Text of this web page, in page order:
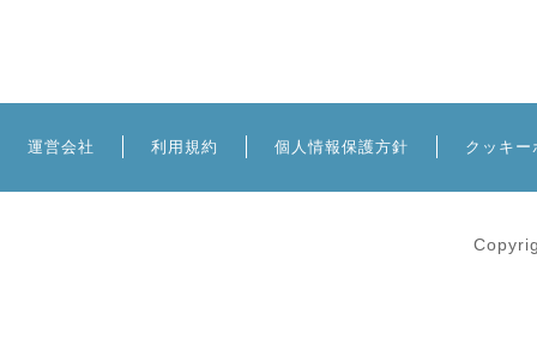
運営会社 利用規約 個人情報保護方針 クッキー